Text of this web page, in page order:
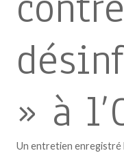
» à
Un entretien enregistré